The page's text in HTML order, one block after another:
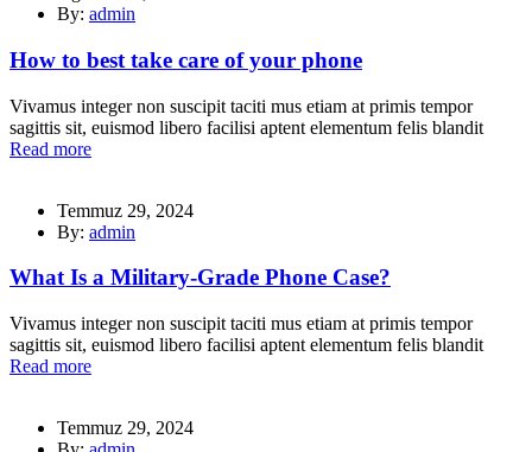
By: admin
How to best take care of your phone
Vivamus integer non suscipit taciti mus etiam at primis tempor
sagittis sit, euismod libero facilisi aptent elementum felis blandit
Read more
Temmuz 29, 2024
By: admin
What Is a Military-Grade Phone Case?
Vivamus integer non suscipit taciti mus etiam at primis tempor
sagittis sit, euismod libero facilisi aptent elementum felis blandit
Read more
Temmuz 29, 2024